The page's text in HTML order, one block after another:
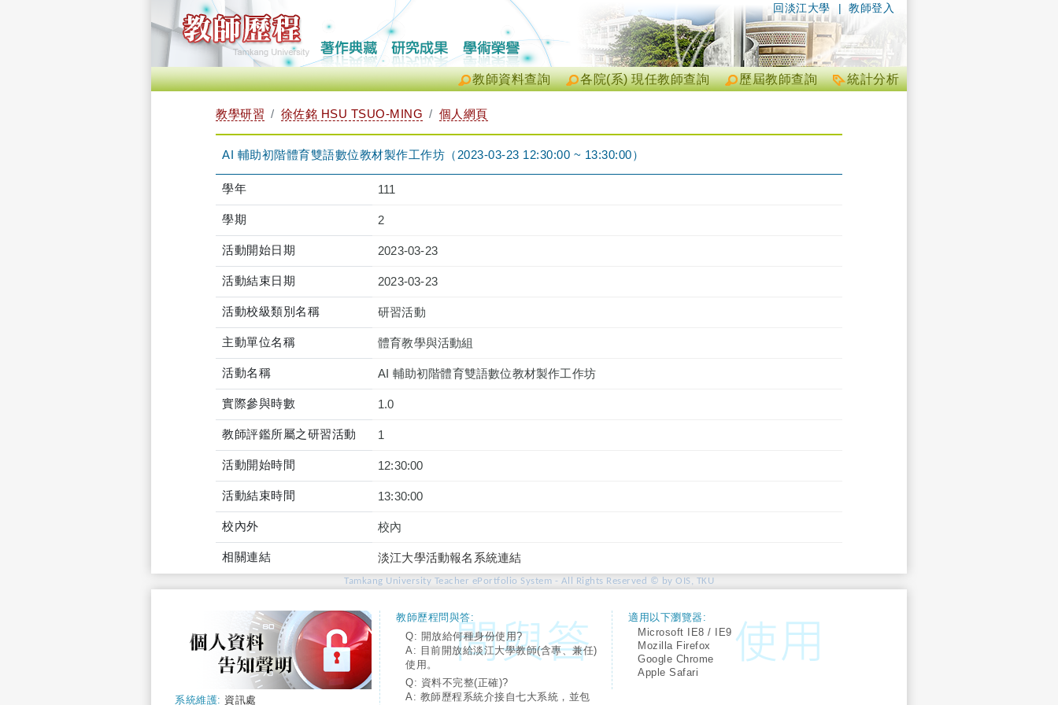
| 教師登入
回淡江大學
統計分析
歷屆教師查詢
各院(系) 現任教師查詢
教師資料查詢
教學研習 徐佐銘 HSU TSUO-MING 個人網頁
AI 輔助初階體育雙語數位教材製作工作坊（2023-03-23 12:30:00 ~ 13:30:00）
學年 111
學期 2
活動開始日期 2023-03-23
活動結束日期 2023-03-23
活動校級類別名稱 研習活動
主動單位名稱 體育教學與活動組
活動名稱 AI 輔助初階體育雙語數位教材製作工作坊
實際參與時數 1.0
教師評鑑所屬之研習活動 1
活動開始時間 12:30:00
活動結束時間 13:30:00
校內外 校內
相關連結 淡江大學活動報名系統連結
Tamkang University Teacher ePortfolio System - All Rights Reserved © by OIS, TKU
系統維護: 資訊處
教師歷程問與答:
Q: 開放給何種身份使用?
A: 目前開放給淡江大學教師(含專、兼任)
使用。
Q: 資料不完整(正確)?
A: 教師歷程系統介接自七大系統，並包
適用以下瀏覽器:
Microsoft IE8 / IE9
Mozilla Firefox
Google Chrome
Apple Safari